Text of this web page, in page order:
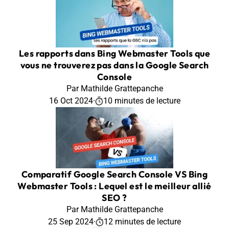
Les rapports dans Bing Webmaster Tools que
vous ne trouverez pas dans la Google Search
Console
Par Mathilde Grattepanche
16 Oct 2024· 10 minutes de lecture
Comparatif Google Search Console VS Bing
Webmaster Tools : Lequel est le meilleur allié
SEO ?
Par Mathilde Grattepanche
25 Sep 2024· 12 minutes de lecture